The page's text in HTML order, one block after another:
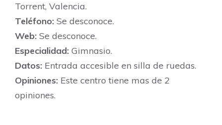
Torrent, Valencia.
Teléfono: Se desconoce.
Web: Se desconoce.
Especialidad: Gimnasio.
Datos: Entrada accesible en silla de ruedas.
Opiniones: Este centro tiene mas de 2
opiniones.